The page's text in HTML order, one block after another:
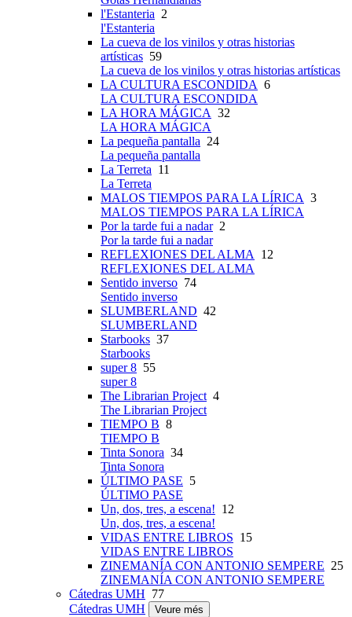
l'Estanteria 2
l'Estanteria
La cueva de los vinilos y otras historias
artísticas 59
La cueva de los vinilos y otras historias artísticas
LA CULTURA ESCONDIDA 6
LA CULTURA ESCONDIDA
LA HORA MÁGICA 32
LA HORA MÁGICA
La pequeña pantalla 24
La pequeña pantalla
La Terreta 11
La Terreta
MALOS TIEMPOS PARA LA LÍRICA 3
MALOS TIEMPOS PARA LA LÍRICA
Por la tarde fui a nadar2
Por la tarde fui a nadar
REFLEXIONES DEL ALMA 12
REFLEXIONES DEL ALMA
Sentido inverso 74
Sentido inverso
SLUMBERLAND 42
SLUMBERLAND
Starbooks 37
Starbooks
super 8 55
super 8
The Librarian Project4
The Librarian Project
TIEMPO B 8
TIEMPO B
Tinta Sonora 34
Tinta Sonora
ÚLTIMO PASE 5
ÚLTIMO PASE
Un, dos, tres, a escena! 12
Un, dos, tres, a escena!
VIDAS ENTRE LIBROS 15
VIDAS ENTRE LIBROS
ZINEMANÍA CON ANTONIO SEMPERE 25
ZINEMANÍA CON ANTONIO SEMPERE
Cátedras UMH 77
Cátedras UMH
Veure més